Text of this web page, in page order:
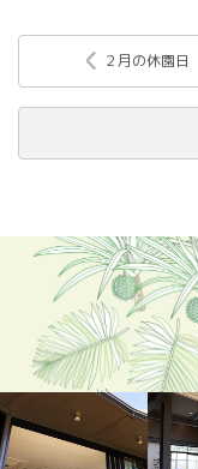
２月の休園日